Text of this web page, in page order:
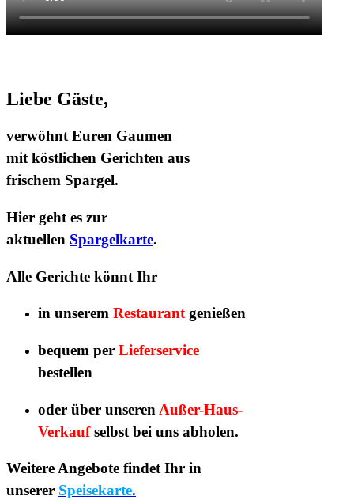
Liebe Gäste,
verwöhnt Euren Gaumen
mit köstlichen Gerichten aus
frischem Spargel.
Hier geht es zur
aktuellen Spargelkarte.
Alle Gerichte könnt Ihr
in unserem Restaurant genießen
bequem per Lieferservice
bestellen
oder über unseren Außer-Haus-
Verkaufselbst bei uns abholen.
Weitere Angebote findet Ihr in
unserer Speisekarte.